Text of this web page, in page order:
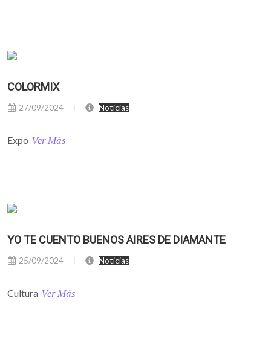
COLORMIX
27/09/2024 Noticias
Expo Ver Más
YO TE CUENTO BUENOS AIRES DE DIAMANTE
25/09/2024 Noticias
Cultura Ver Más